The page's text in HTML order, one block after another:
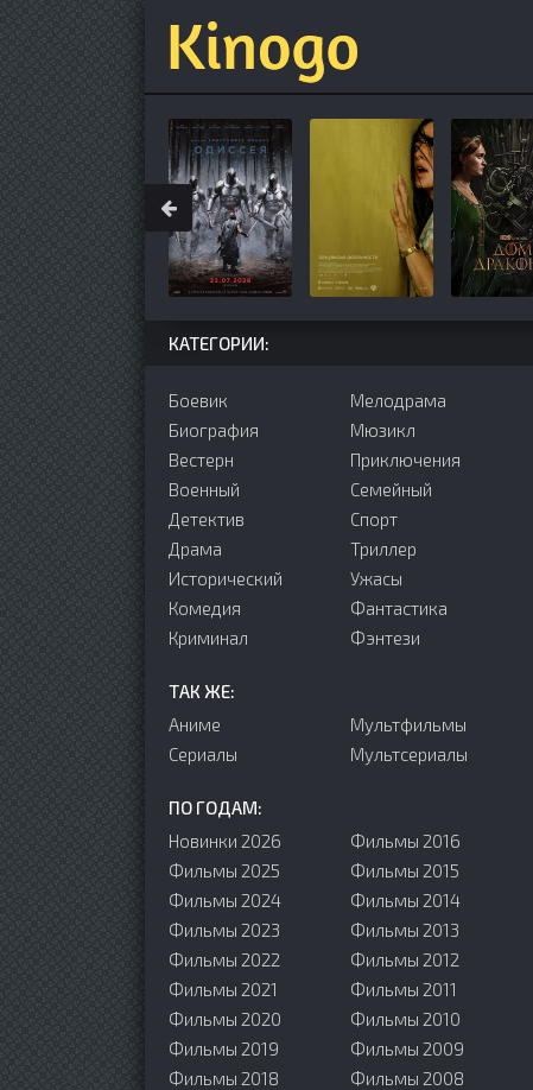
КАТЕГОРИИ:
Боевик
Биография
Вестерн
Военный
Детектив
Драма
Исторический
Комедия
Криминал
Мелодрама
Мюзикл
Приключения
Семейный
Cпорт
Триллер
Ужасы
Фантастика
Фэнтези
ТАК ЖЕ:
Аниме
Сериалы
Мультфильмы
Мультсериалы
ПО ГОДАМ:
Новинки 2026
Фильмы 2025
Фильмы 2024
Фильмы 2023
Фильмы 2022
Фильмы 2021
Фильмы 2020
Фильмы 2019
Фильмы 2018
Фильмы 2016
Фильмы 2015
Фильмы 2014
Фильмы 2013
Фильмы 2012
Фильмы 2011
Фильмы 2010
Фильмы 2009
Фильмы 2008